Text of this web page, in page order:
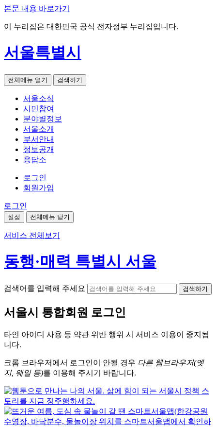
본문 내용 바로가기
이 누리집은 대한민국 공식 전자정부 누리집입니다.
서울특별시
전체메뉴 열기 검색하기
서울소식
시민참여
분야별정보
서울소개
부서안내
정보공개
응답소
로그인
회원가입
로그인
설정 전체메뉴 닫기
서비스 전체보기
동행·매력 특별시 서울
검색어를 입력해 주세요 검색하기
서울시 통합회원 로그인
타인 아이디 사용 등 약관 위반 행위 시 서비스 이용이 중지됩
니다.
크롬 브라우저에서 로그인이 안될 경우 다른 웹브라우저(엣
지, 웨일 등)를 이용해 주시기 바랍니다.